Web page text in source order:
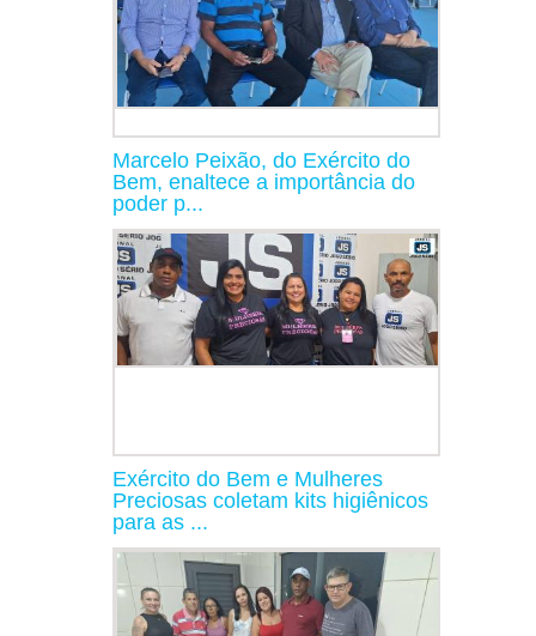
Marcelo Peixão, do Exército do
Bem, enaltece a importância do
poder p...
Exército do Bem e Mulheres
Preciosas coletam kits higiênicos
para as ...